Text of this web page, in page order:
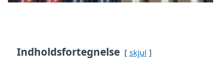
Indholdsfortegnelse skjul